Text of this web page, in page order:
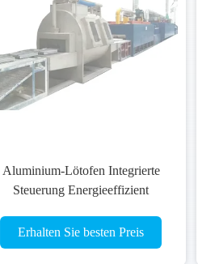
Aluminium-Lötofen Integrierte
Steuerung Energieeffizient
Erhalten Sie besten Preis